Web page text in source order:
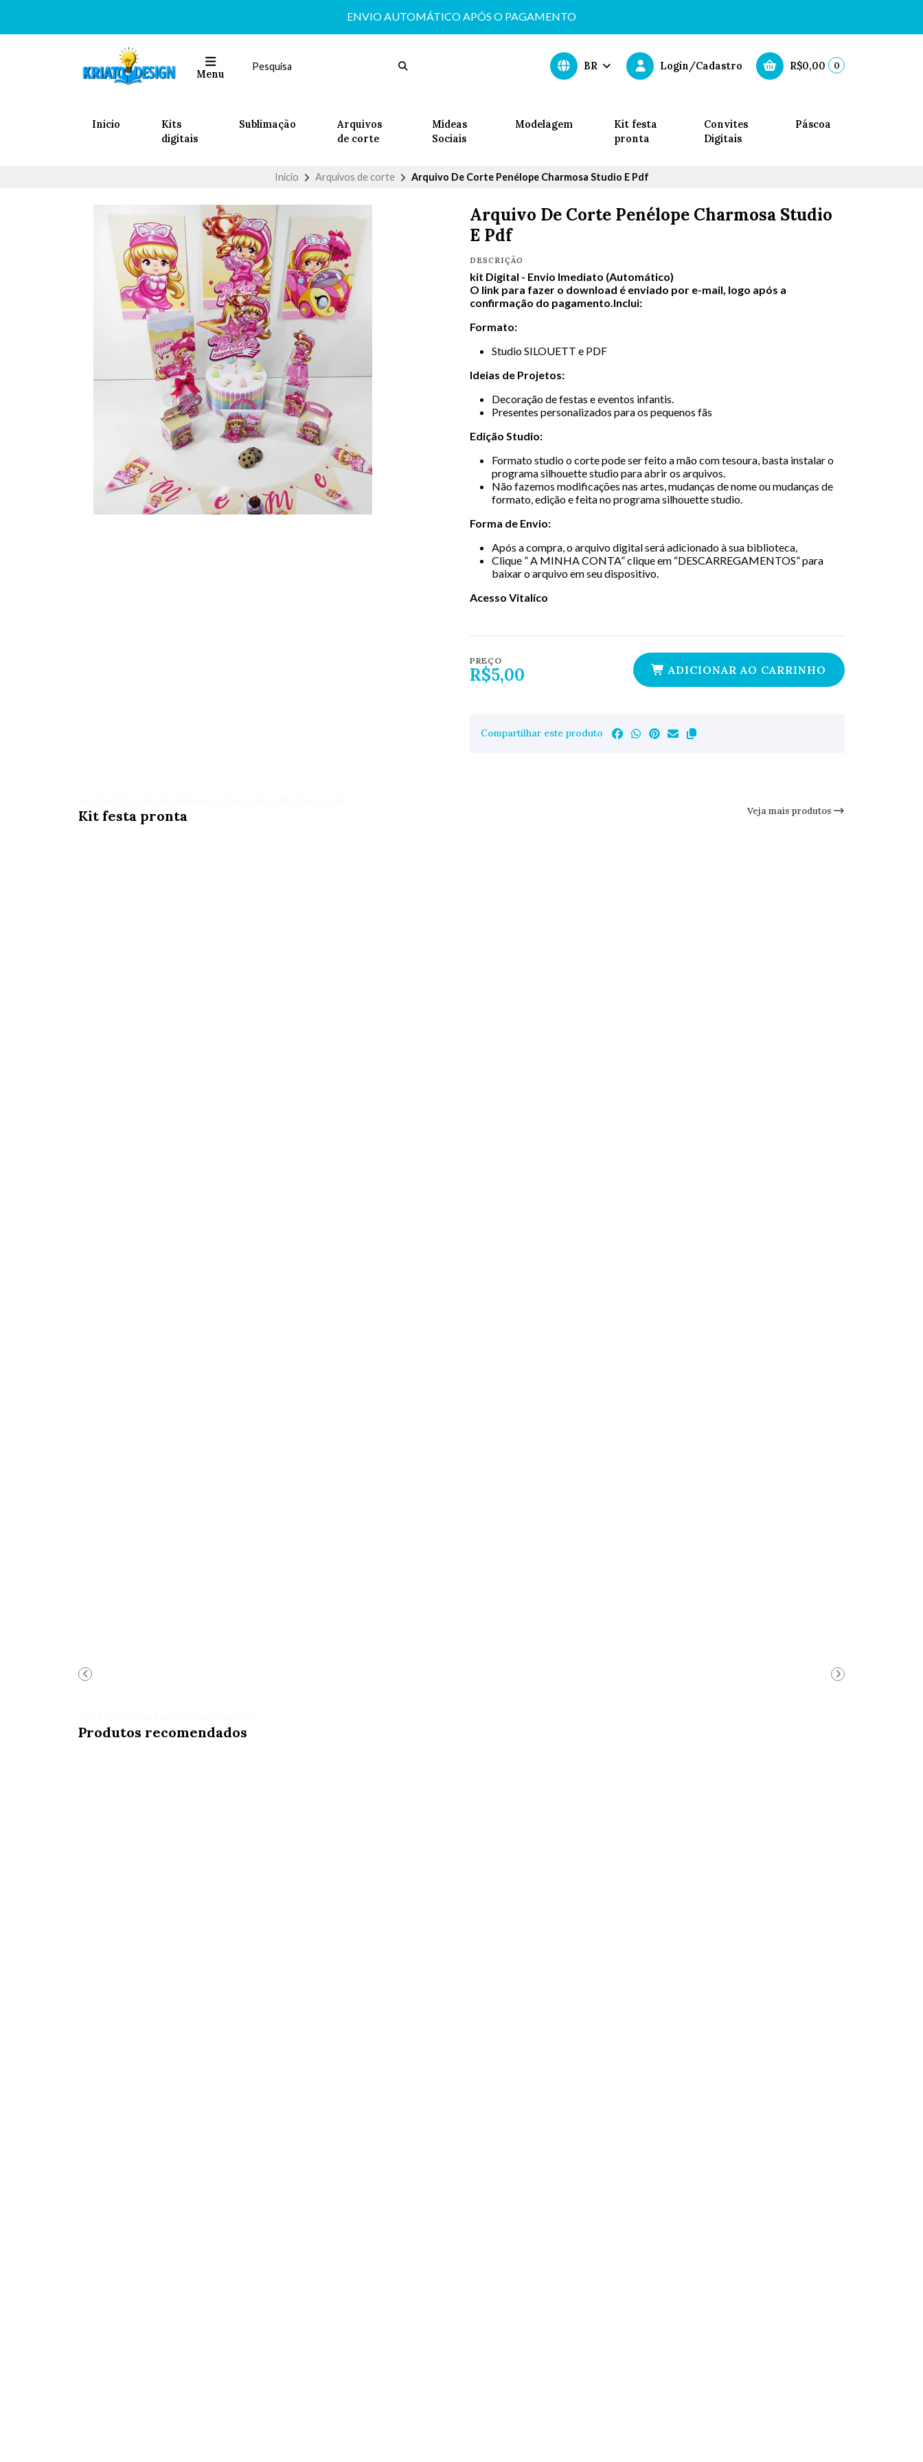
ENVIO AUTOMÁTICO APÓS O PAGAMENTO
Menu
BR Login/Cadastro R$0,00 0
Inicio
Kits
digitais
Sublimação
Arquivos
de corte
Mídeas
Sociais
Modelagem
Kit festa
pronta
Convites
Digitais
Páscoa
Início Arquivos de corte Arquivo De Corte Penélope Charmosa Studio E Pdf
Arquivo De Corte Penélope Charmosa Studio
E Pdf
DESCRIÇÃO
kit Digital - Envio Imediato (Automático)
O link para fazer o download é enviado por e-mail, logo após a
confirmação do pagamento.Inclui:
Formato:
Studio SILOUETT e PDF
Ideias de Projetos:
Decoração de festas e eventos infantis.
Presentes personalizados para os pequenos fãs
Edição Studio:
Formato studio o corte pode ser feito a mão com tesoura, basta instalar o
programa silhouette studio para abrir os arquivos.
Não fazemos modificações nas artes, mudanças de nome ou mudanças de
formato, edição e feita no programa silhouette studio.
Forma de Envio:
Após a compra, o arquivo digital será adicionado à sua biblioteca,
Clique ” A MINHA CONTA” clique em “DESCARREGAMENTOS” para
baixar o arquivo em seu dispositivo.
Acesso Vitalíco
PREÇO
R$5,00 ADICIONAR AO CARRINHO
Compartilhar este produto
Kit festa pronta Veja mais produtos
Produtos recomendados